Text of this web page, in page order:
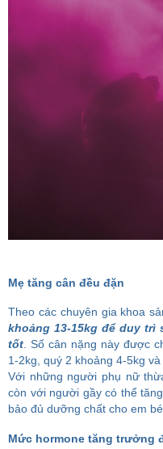
Mẹ tăng cân đều đặn
Theo các chuyên gia khoa
khoảng 13-15kg để duy trì
tốt . Số cân nặng này được
1-2kg, quý 2 khoảng 4-5kg
Với những người phụ nữ
còn với người gầy có thể
bảo đủ dưỡng chất cho em
Mức hormone tăng trưởng